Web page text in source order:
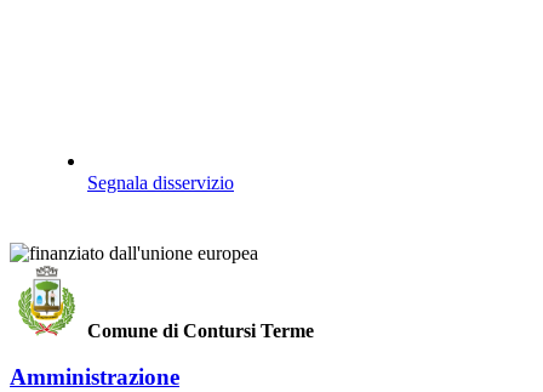
Segnala disservizio
Comune di Contursi Terme
Amministrazione